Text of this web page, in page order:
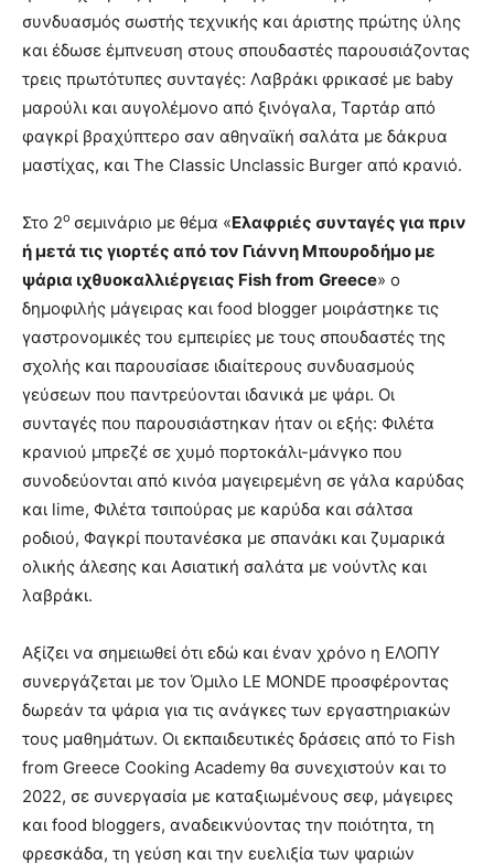
συνδυασμός σωστής τεχνικής και άριστης πρώτης ύλης
και έδωσε έμπνευση στους σπουδαστές παρουσιάζοντας
τρεις πρωτότυπες συνταγές: Λαβράκι φρικασέ με baby
μαρούλι και αυγολέμονο από ξινόγαλα, Ταρτάρ από
φαγκρί βραχύπτερο σαν αθηναϊκή σαλάτα με δάκρυα
μαστίχας, και The Classic Unclassic Burger από κρανιό.
Στο 2ο σεμινάριο με θέμα «Ελαφριές συνταγές για πριν
ή μετά τις γιορτές από τον Γιάννη Μπουροδήμο με
ψάρια ιχθυοκαλλιέργειας Fish from Greece» ο
δημοφιλής μάγειρας και food blogger μοιράστηκε τις
γαστρονομικές του εμπειρίες με τους σπουδαστές της
σχολής και παρουσίασε ιδιαίτερους συνδυασμούς
γεύσεων που παντρεύονται ιδανικά με ψάρι. Οι
συνταγές που παρουσιάστηκαν ήταν οι εξής: Φιλέτα
κρανιού μπρεζέ σε χυμό πορτοκάλι-μάνγκο που
συνοδεύονται από κινόα μαγειρεμένη σε γάλα καρύδας
και lime, Φιλέτα τσιπούρας με καρύδα και σάλτσα
ροδιού, Φαγκρί πουτανέσκα με σπανάκι και ζυμαρικά
ολικής άλεσης και Ασιατική σαλάτα με νούντλς και
λαβράκι.
Αξίζει να σημειωθεί ότι εδώ και έναν χρόνο η ΕΛΟΠΥ
συνεργάζεται με τον Όμιλο LE MONDE προσφέροντας
δωρεάν τα ψάρια για τις ανάγκες των εργαστηριακών
τους μαθημάτων. Οι εκπαιδευτικές δράσεις από το Fish
from Greece Cooking Academy θα συνεχιστούν και το
2022, σε συνεργασία με καταξιωμένους σεφ, μάγειρες
και food bloggers, αναδεικνύοντας την ποιότητα, τη
φρεσκάδα, τη γεύση και την ευελιξία των ψαριών